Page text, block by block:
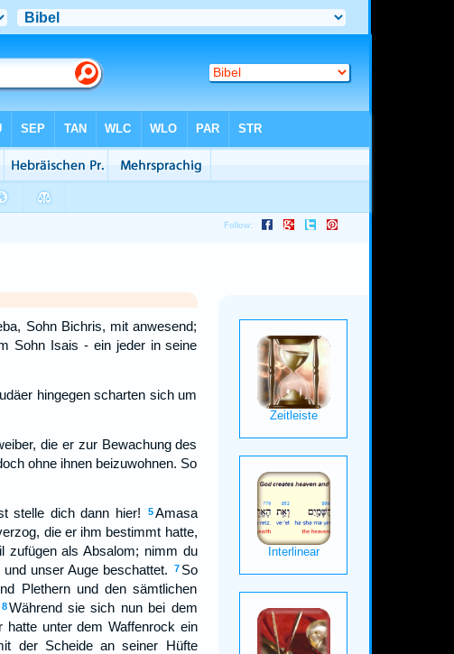
Sohn Bichris, mit anwesend;
Sohn Isais - ein jeder in seine
hingegen scharten sich um
die er zur Bewachung des
ohne ihnen beizuwohnen. So
stelle dich dann hier! 5 Amasa
die er ihm bestimmt hatte,
zufügen als Absalom; nimm du
unser Auge beschattet.
7 So
Plethern und den sämtlichen
8 Während sie sich nun bei dem
hatte unter dem Waffenrock ein
der Scheide an seiner Hüfte